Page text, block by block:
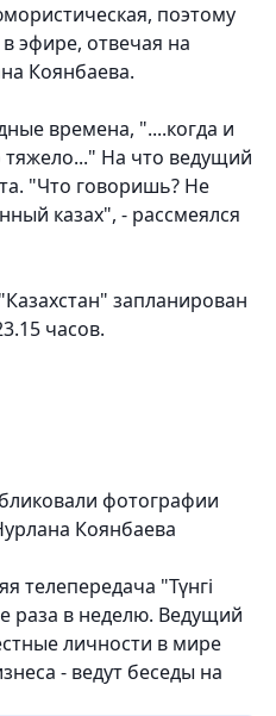
поэтому
эфире, отвечая на
Коянбаева.
времена, "....когда и
На что ведущий
"Что говоришь? Не
казах", - рассмеялся
запланирован
часов.
фотографии
Коянбаева
телепередача "Түнгі
раза в неделю. Ведущий
личности в мире
- ведут беседы на